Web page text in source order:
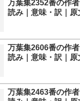
万葉集2352番の作
読み｜意味・訳｜原
万葉集2606番の作
読み｜意味・訳｜原
万葉集2463番の作